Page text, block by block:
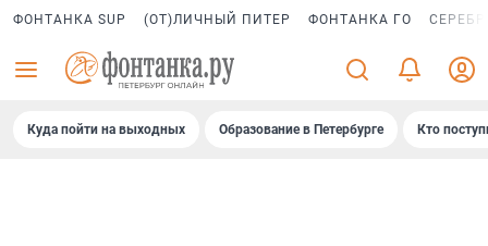
ФОНТАНКА SUP (ОТ)ЛИЧНЫЙ ПИТЕР ФОНТАНКА ГО
Куда пойти на выходных Образование в Петербурге Кто